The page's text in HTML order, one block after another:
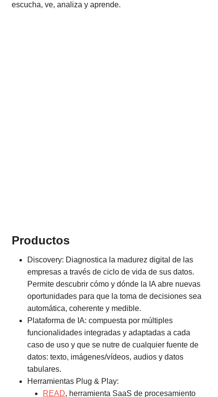
escucha, ve, analiza y aprende.
Productos
Discovery: Diagnostica la madurez digital de las
empresas a través de ciclo de vida de sus datos.
Permite descubrir cómo y dónde la IA abre nuevas
oportunidades para que la toma de decisiones sea
automática, coherente y medible.
Plataforma de IA: compuesta por múltiples
funcionalidades integradas y adaptadas a cada
caso de uso y que se nutre de cualquier fuente de
datos: texto, imágenes/vídeos, audios y datos
tabulares.
Herramientas Plug & Play:
READ, herramienta SaaS de procesamiento